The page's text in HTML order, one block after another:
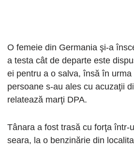
O femeie din Germania şi-a
a testa cât de departe este
ei pentru a o salva, însă în urma
persoane s-au ales cu acuzaţii
relatează marţi DPA.
Tânara a fost trasă cu forţa într-
seara, la o benzinărie din